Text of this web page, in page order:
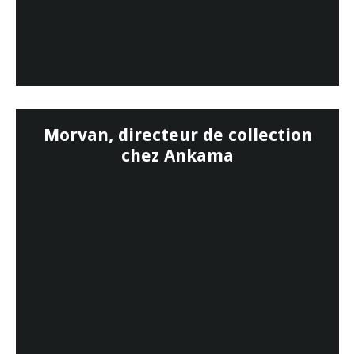
Morvan, directeur de collection
chez Ankama